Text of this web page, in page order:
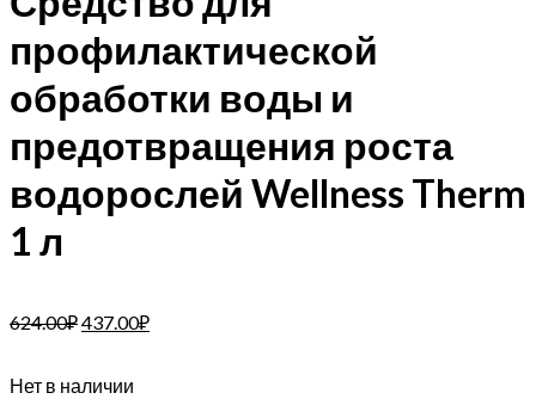
профилактической
обработки воды и
предотвращения роста
водорослей Wellness Therm
1 л
624.00₽437.00₽
Нет в наличии